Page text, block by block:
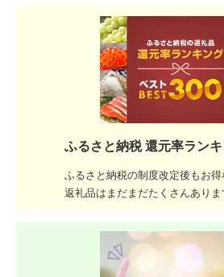
ふるさと納税 還元率ラン
ふるさと納税の制度改定後もお得
返礼品はまだまだたくさんありま